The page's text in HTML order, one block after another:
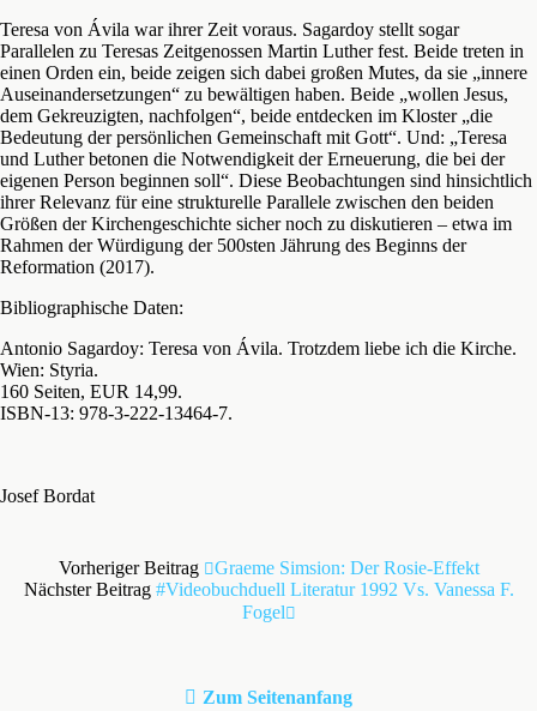
Teresa von Ávila war ihrer Zeit voraus. Sagardoy stellt sogar
Parallelen zu Teresas Zeitgenossen Martin Luther fest. Beide treten in
einen Orden ein, beide zeigen sich dabei großen Mutes, da sie „innere
Auseinandersetzungen“ zu bewältigen haben. Beide „wollen Jesus,
dem Gekreuzigten, nachfolgen“, beide entdecken im Kloster „die
Bedeutung der persönlichen Gemeinschaft mit Gott“. Und: „Teresa
und Luther betonen die Notwendigkeit der Erneuerung, die bei der
eigenen Person beginnen soll“. Diese Beobachtungen sind hinsichtlich
ihrer Relevanz für eine strukturelle Parallele zwischen den beiden
Größen der Kirchengeschichte sicher noch zu diskutieren – etwa im
Rahmen der Würdigung der 500sten Jährung des Beginns der
Reformation (2017).
Bibliographische Daten:
Antonio Sagardoy: Teresa von Ávila. Trotzdem liebe ich die Kirche.
Wien: Styria.
160 Seiten, EUR 14,99.
ISBN-13: 978-3-222-13464-7.
Josef Bordat
Vorheriger Beitrag
Graeme Simsion: Der Rosie-Effekt
Nächster Beitrag #videobuchduell Literatur 1992 Vs. Vanessa F.
Fogel
Zum Seitenanfang